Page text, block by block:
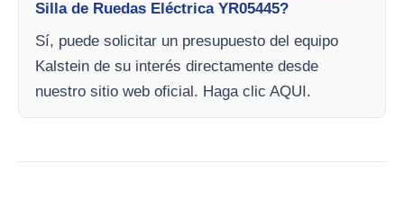
Silla de Ruedas Eléctrica YR05445?
Sí, puede solicitar un presupuesto del equipo
Kalstein de su interés directamente desde
nuestro sitio web oficial. Haga clic AQUI.